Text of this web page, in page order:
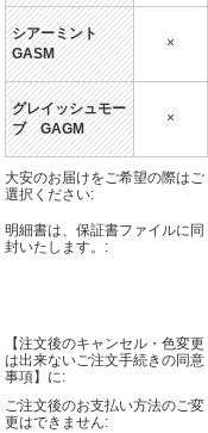
シアーミント
GASM
×
グレイッシュモー
ブ GAGM
×
大安のお届けをご希望の際はご
選択ください:
明細書は、保証書ファイルに同
封いたします。:
【注文後のキャンセル・色変更
は出来ないご注文手続きの同意
事項】に:
ご注文後のお支払い方法のご変
更はできません: